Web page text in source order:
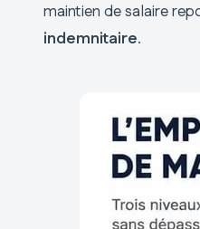
maintien de salaire
indemnitaire.